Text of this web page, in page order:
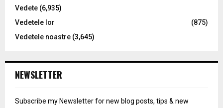
Vedete (6,935)
Vedetele lor
(875)
Vedetele noastre (3,645)
NEWSLETTER
Subscribe my Newsletter for new blog posts, tips & new